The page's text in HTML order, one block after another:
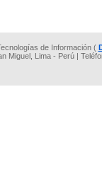
de Información (
Miguel, Lima - Perú |